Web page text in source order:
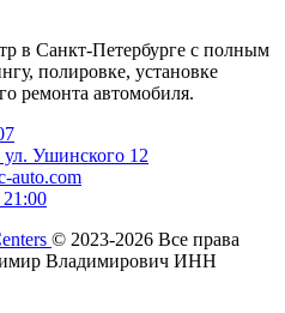
в Санкт-Петербурге с полным
полировке, установке
ремонта автомобиля.
ул. Ушинского 12
auto.com
© 2023-2026 Все права
Владимирович ИНН